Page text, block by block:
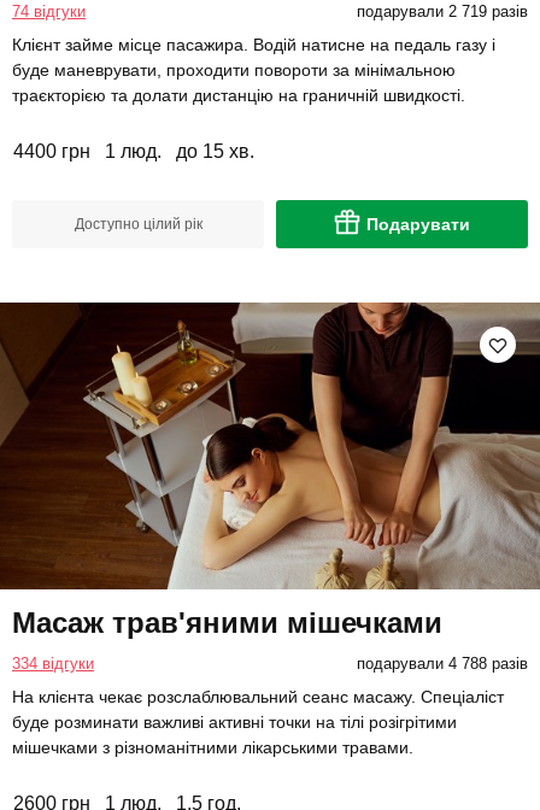
74 відгуки подарували 2 719 разів
Клієнт займе місце пасажира. Водій натисне на педаль газу і
буде маневрувати, проходити повороти за мінімальною
траєкторією та долати дистанцію на граничній швидкості.
4400 грн 1 люд. до 15 хв.
Доступно цілий рік Подарувати
Масаж трав'яними мішечками
334 відгуки подарували 4 788 разів
На клієнта чекає розслаблювальний сеанс масажу. Спеціаліст
буде розминати важливі активні точки на тілі розігрітими
мішечками з різноманітними лікарськими травами.
2600 грн 1 люд. 1,5 год.